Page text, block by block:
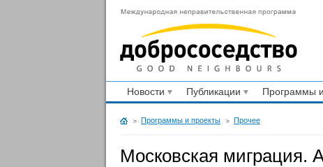
Новости Публикации Программы
Программы и проекты Прочее
Московская миграция.